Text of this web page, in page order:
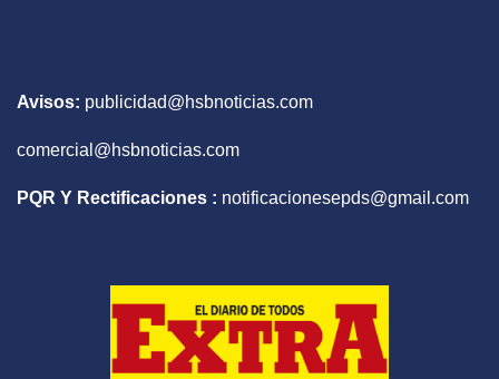
Avisos: publicidad@hsbnoticias.com
comercial@hsbnoticias.com
PQR Y Rectificaciones : notificacionesepds@gmail.com